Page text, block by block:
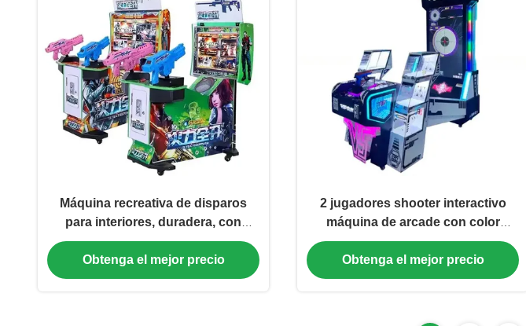
Máquina recreativa de disparos
para interiores, duradera, con
pantalla LCD de alta definición de
32 pulgadas
Obtenga el mejor precio
2 jugadores shooter interactivo
máquina de arcade con color
luminoso
Obtenga el mejor precio